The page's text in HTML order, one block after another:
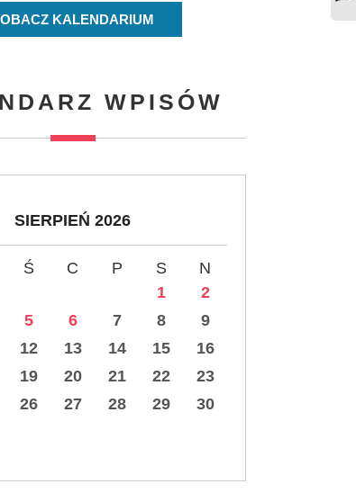
KALENDARIUM
WPISÓW
SIERPIEŃ 2026
Ś C P S
N
1
2
5 6 7 8
9
12 13 14 15
16
19 20 21 22
23
26 27 28 29
30